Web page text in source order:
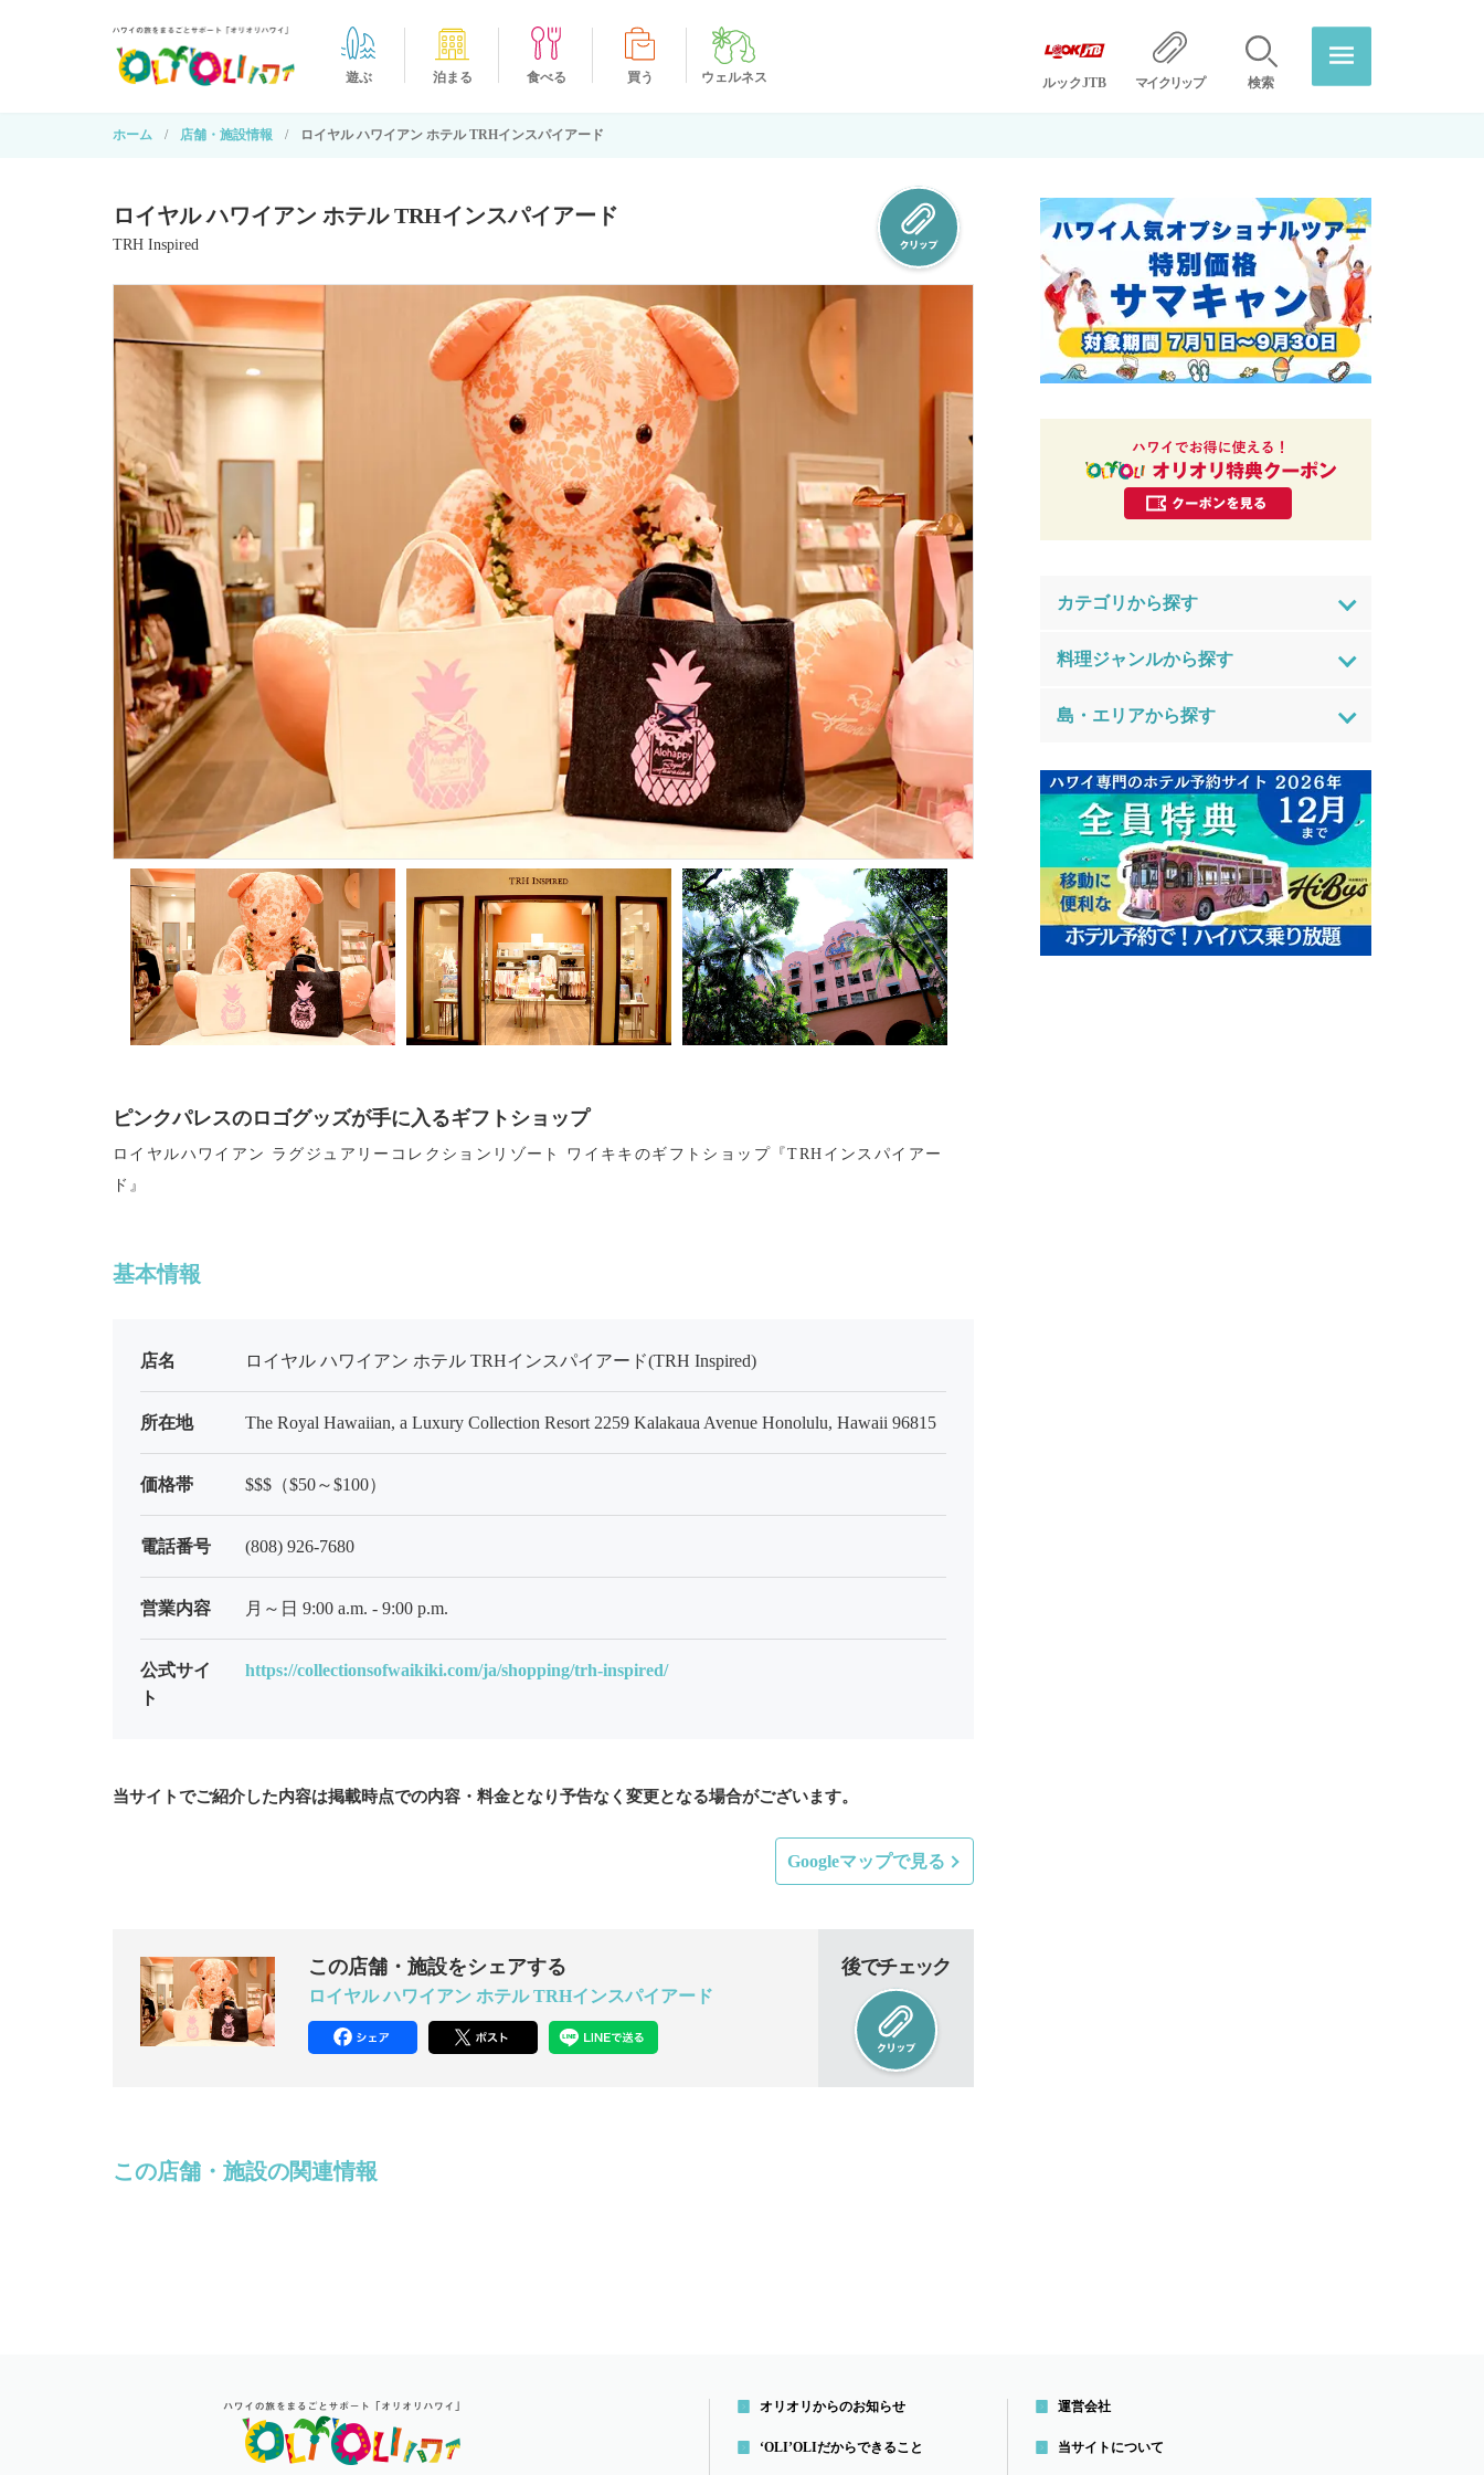
ルックJTB マイクリップ 検索
遊ぶ 泊まる 食べる 買う ウェルネス
ホーム 店舗・施設情報 ロイヤル ハワイアン ホテル TRHインスパイアード
ロイヤル ハワイアン ホテル TRHインスパイアード
TRH Inspired
ピンクパレスのロゴグッズが手に入るギフトショップ
ロイヤルハワイアン ラグジュアリーコレクションリゾート ワイキキのギフトショップ『TRHインスパイアー
ド』
基本情報
店名 ロイヤル ハワイアン ホテル TRHインスパイアード(TRH Inspired)
所在地 The Royal Hawaiian, a Luxury Collection Resort 2259 Kalakaua Avenue Honolulu, Hawaii 96815
価格帯 $$$（$50～$100）
電話番号 (808) 926-7680
営業内容 月～日 9:00 a.m. - 9:00 p.m.
公式サイ
ト
https://collectionsofwaikiki.com/ja/shopping/trh-inspired/
当サイトでご紹介した内容は掲載時点での内容・料金となり予告なく変更となる場合がございます。
Googleマップで見る
この店舗・施設をシェアする
ロイヤル ハワイアン ホテル TRHインスパイアード
後でチェック
この店舗・施設の関連情報
カテゴリから探す
料理ジャンルから探す
島・エリアから探す
オリオリからのお知らせ
‘OLI’OLIだからできること
運営会社
当サイトについて